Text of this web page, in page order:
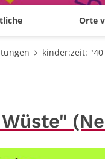
Orte
kinder:zeit: